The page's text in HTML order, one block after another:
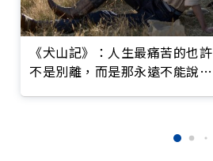
《犬山記》：人生最痛苦的也許
不是別離，而是那永遠不能說出